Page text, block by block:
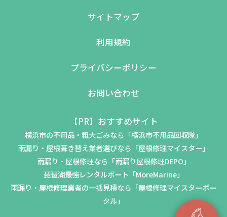
サイトマップ
利用規約
プライバシーポリシー
お問い合わせ
【PR】おすすめサイト
横浜市の不用品・粗大ごみなら「横浜市不用品回収隊」
雨漏り・屋根葺き替え業者選びなら「屋根修理マイスター」
雨漏り・屋根修理なら「雨漏り屋根修理DEPO」
琵琶湖最強レンタルボート「MoreMarine」
雨漏り・屋根修理業者の一括見積なら「屋根修理マイスターポー
タル」